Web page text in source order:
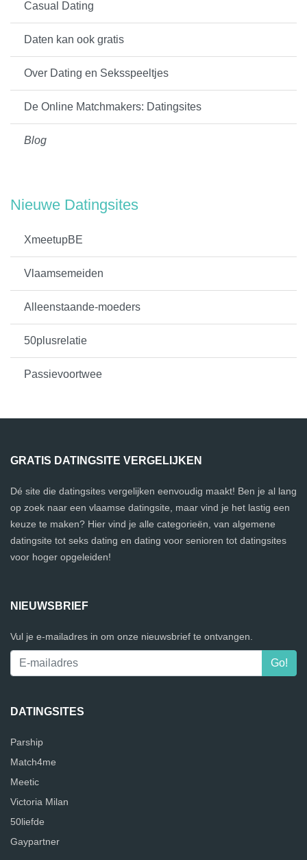
Casual Dating
Daten kan ook gratis
Over Dating en Seksspeeltjes
De Online Matchmakers: Datingsites
Blog
Nieuwe Datingsites
XmeetupBE
Vlaamsemeiden
Alleenstaande-moeders
50plusrelatie
Passievoortwee
GRATIS DATINGSITE VERGELIJKEN
Dé site die datingsites vergelijken eenvoudig maakt! Ben je al lang
op zoek naar een vlaamse datingsite, maar vind je het lastig een
keuze te maken? Hier vind je alle categorieën, van algemene
datingsite tot seks dating en dating voor senioren tot datingsites
voor hoger opgeleiden!
NIEUWSBRIEF
Vul je e-mailadres in om onze nieuwsbrief te ontvangen.
DATINGSITES
Parship
Match4me
Meetic
Victoria Milan
50liefde
Gaypartner